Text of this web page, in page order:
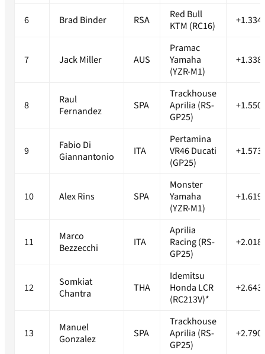
6 Brad Binder RSA
Red Bull
KTM (RC16)
7 Jack Miller AUS
Pramac
Yamaha
(YZR-M1)
8
Raul
Fernandez
SPA
Trackhouse
Aprilia (RS-
GP25)
9
Fabio Di
Giannantonio
ITA
Pertamina
VR46 Ducati
(GP25)
10 Alex Rins SPA
Monster
Yamaha
(YZR-M1)
11
Marco
Bezzecchi
ITA
Aprilia
Racing (RS-
GP25)
12
Somkiat
Chantra
THA
Idemitsu
Honda LCR
(RC213V)*
13
Manuel
Gonzalez
SPA
Trackhouse
Aprilia (RS-
GP25)